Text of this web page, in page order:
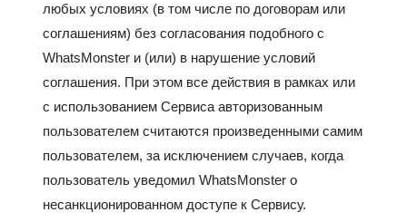
любых условиях (в том числе по договорам или
соглашениям) без согласования подобного с
WhatsMonster и (или) в нарушение условий
соглашения. При этом все действия в рамках или
с использованием Сервиса авторизованным
пользователем считаются произведенными самим
пользователем, за исключением случаев, когда
пользователь уведомил WhatsMonster о
несанкционированном доступе к Сервису.